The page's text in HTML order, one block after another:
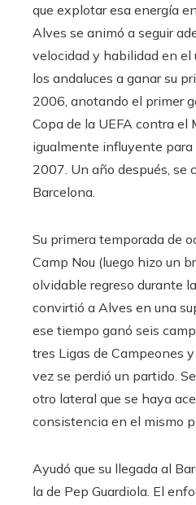
que explotar esa energía
Alves se animó a seguir
velocidad y habilidad en el
los andaluces a ganar su
2006, anotando el primer
Copa de la UEFA contra el
igualmente influyente
2007. Un año después, se
Barcelona.
Su primera temporada de
Camp Nou (luego hizo un
olvidable regreso durante
convirtió a Alves en una
ese tiempo ganó seis
tres Ligas de Campeones
vez se perdió un partido.
otro lateral que se haya
consistencia en el mismo
Ayudó que su llegada al
la de Pep Guardiola. El